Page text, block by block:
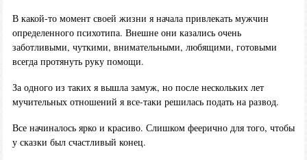
В какой-то момент своей жизни я начала привлекать мужчин
определенного психотипа. Внешне они казались очень
заботливыми, чуткими, внимательными, любящими, готовыми
всегда протянуть руку помощи.
За одного из таких я вышла замуж, но после нескольких лет
мучительных отношений я все-таки решилась подать на развод.
Все начиналось ярко и красиво. Слишком феерично для того, чтобы
у сказки был счастливый конец.